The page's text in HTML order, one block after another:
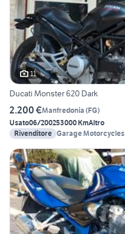
11
Ducati Monster 620 Dark
2.200 €Manfredonia (FG)
Usato06/200253000 KmAltro
Rivenditore Garage Motorcycles